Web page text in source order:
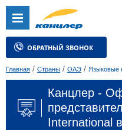
ОБРАТНЫЙ ЗВОНОК
Главная / Страны / ОАЭ / Языковые
Канцлер -
International